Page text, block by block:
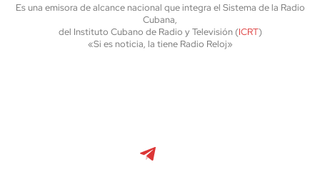
Es una emisora de alcance nacional que integra el Sistema de la Radio
Cubana,
del Instituto Cubano de Radio y Televisión (ICRT)
«Si es noticia, la tiene Radio Reloj»